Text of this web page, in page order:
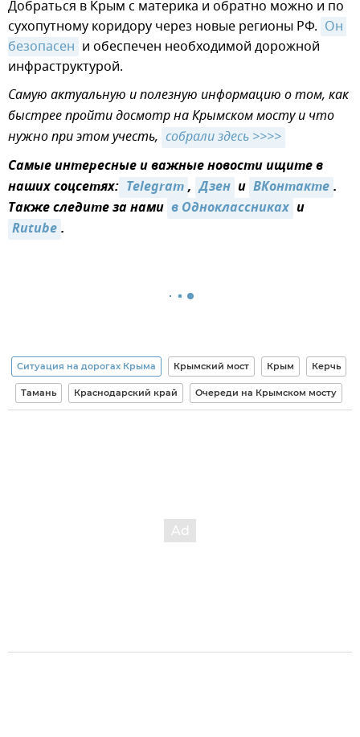
Добраться в Крым с материка и обратно можно и по
сухопутному коридору через новые регионы РФ. Он
безопасен и обеспечен необходимой дорожной
инфраструктурой.
Самую актуальную и полезную информацию о том, как
быстрее пройти досмотр на Крымском мосту и что
нужно при этом учесть, собрали здесь >>>>
Самые интересные и важные новости ищите в
наших соцсетях: Telegram, Дзен и ВКонтакте.
Также следите за нами в Одноклассниках и
Rutube.
Ситуация на дорогах Крыма Крымский мост Крым Керчь
Тамань Краснодарский край Очереди на Крымском мосту